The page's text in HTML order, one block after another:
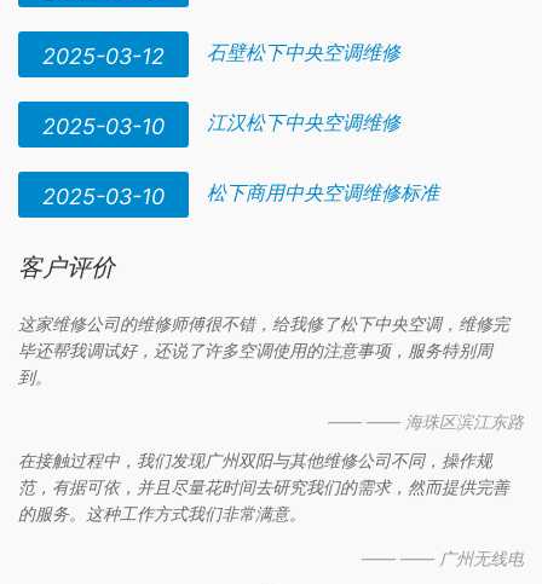
2025-03-12 石壁松下中央空调维修
2025-03-10 江汉松下中央空调维修
2025-03-10 松下商用中央空调维修标准
客户评价
这家维修公司的维修师傅很不错，给我修了松下中央空调，维修完
毕还帮我调试好，还说了许多空调使用的注意事项，服务特别周
到。
—— —— 海珠区滨江东路
在接触过程中，我们发现广州双阳与其他维修公司不同，操作规
范，有据可依，并且尽量花时间去研究我们的需求，然而提供完善
的服务。这种工作方式我们非常满意。
—— —— 广州无线电